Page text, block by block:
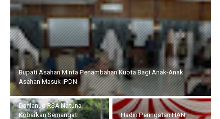
Bupati Asahan Minta Penambahan Kuota Bagi Anak-Anak
Asahan Masuk IPDN
Danlanud RSA Natuna
Kobarkan Semangat
Hadiri Peringatan HAN